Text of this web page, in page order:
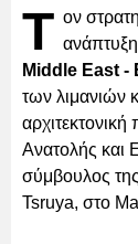
Τ ον
Middle East
των λιμανιών
Ανατολής και
σύμβουλος της
Tsruya, στο